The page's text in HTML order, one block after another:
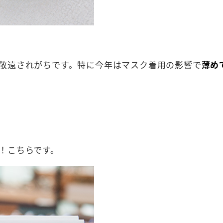
されがちです。特に今年はマスク着用の影響で薄め
ちらです。